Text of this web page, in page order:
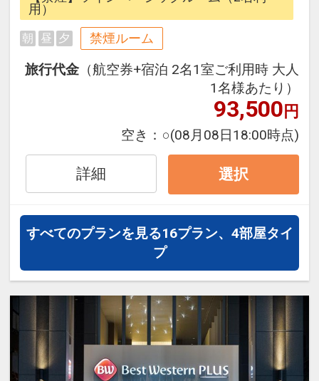
往復の航空券と宿泊がセットになっ
たスタンダードの＜食事なし＞プラ
ンです。
フライトと宿泊を自由に組み合わせ
できるダイナミックパッケージだか
ら、一都市滞在はもちろん周遊旅行
旅行期間中の1泊だけの宿泊や延
泊・飛び泊なども自由自在です。
JALマイレージ会員の方にはフライ
トマイルが50%貯まります。
用）
朝 昼 夕 禁煙ルーム
旅行代金 （航空券+宿泊 2名1室ご利用時 大人
1名様あたり）
93,500円
空き： ○(08月08日18:00時点)
詳細 選択
すべてのプランを見る16プラン、4部屋タイ
プ